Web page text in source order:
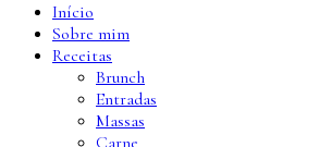
Início
Sobre mim
Receitas
Brunch
Entradas
Massas
Carne